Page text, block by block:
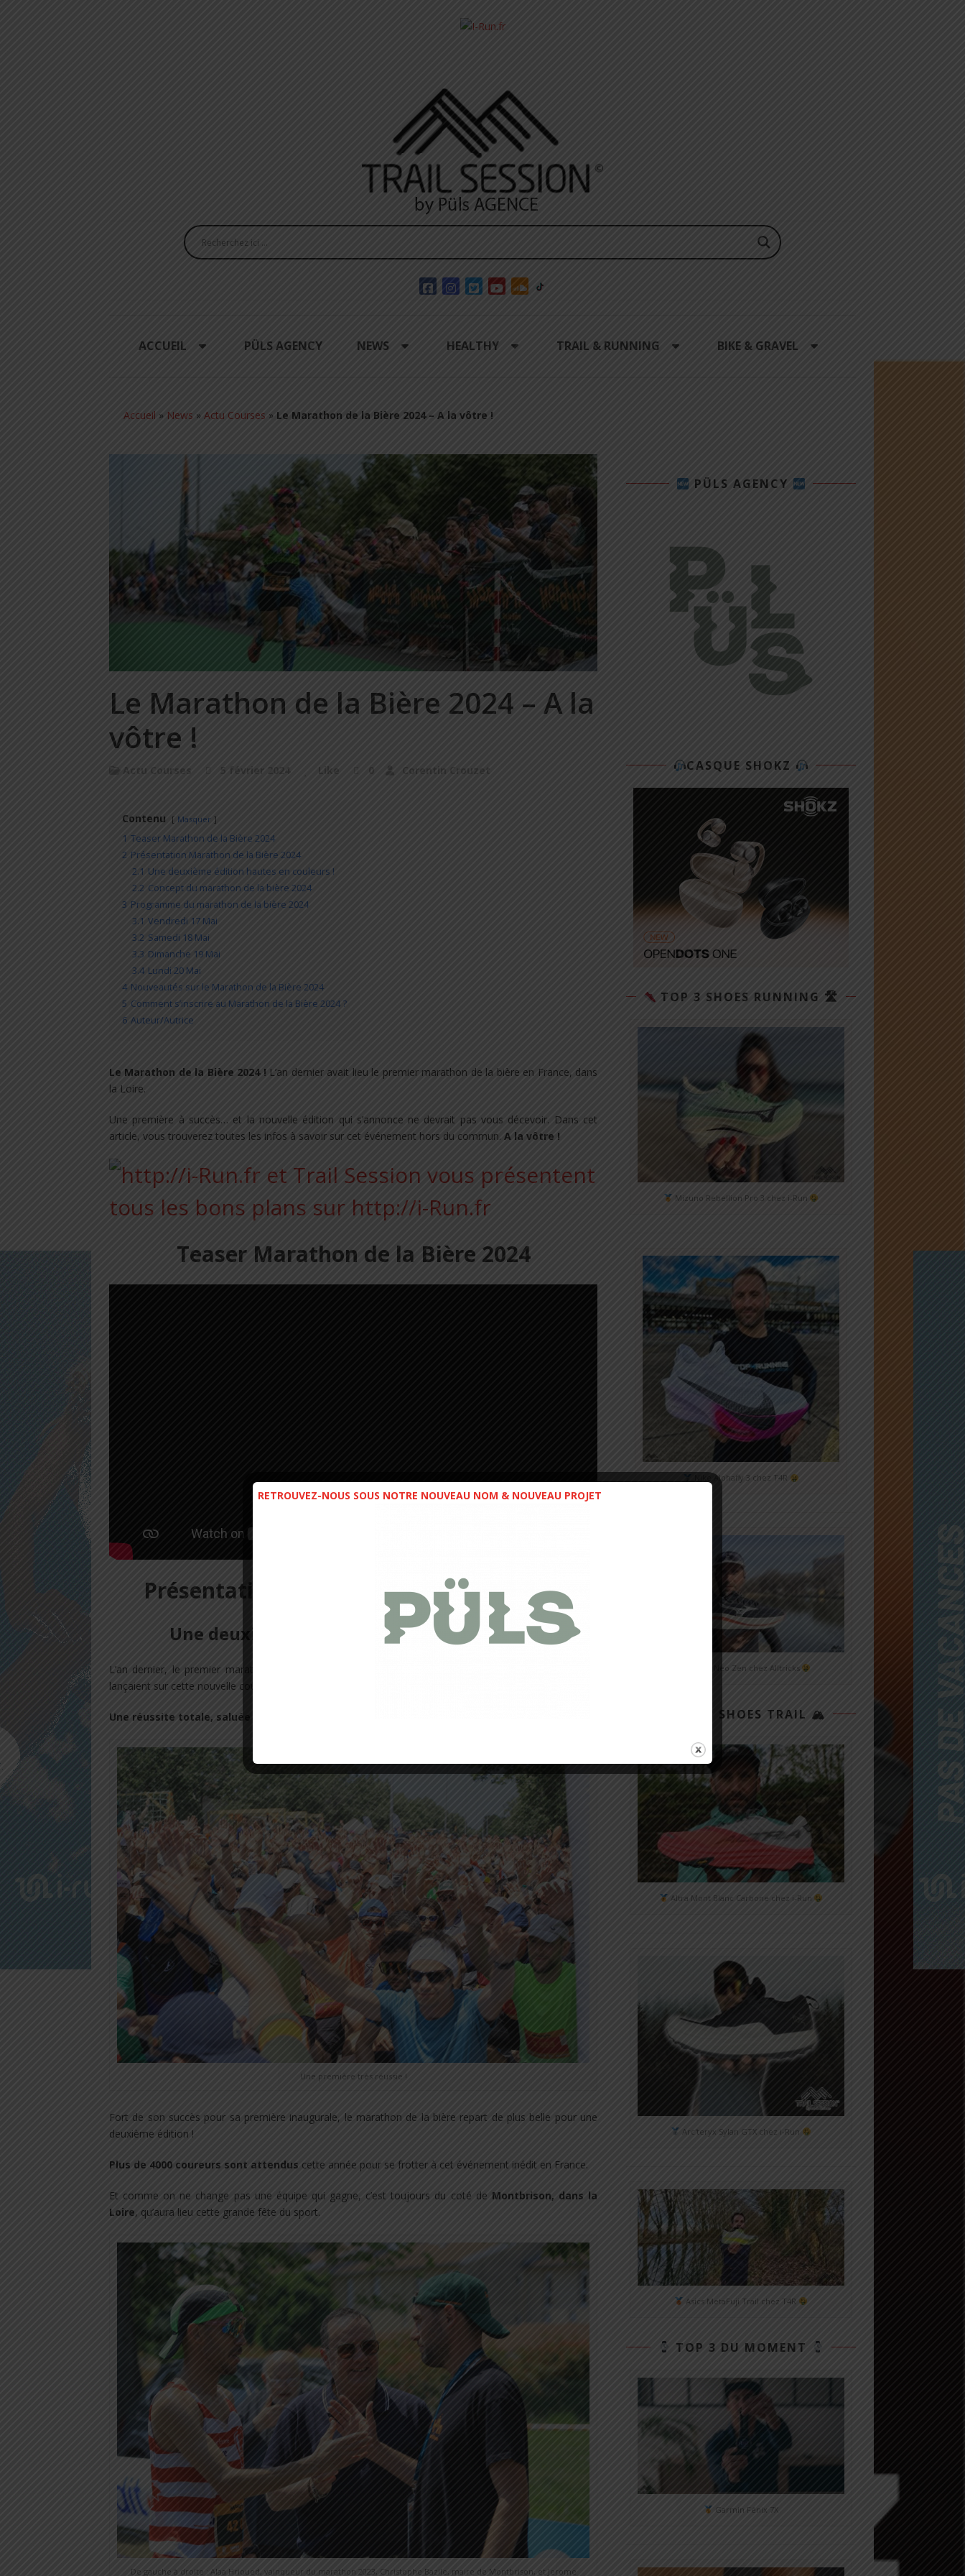
ACCUEIL PÜLS AGENCY NEWS HEALTHY TRAIL & RUNNING BIKE & GRAVEL
Accueil » News » Actu Courses » Le Marathon de la Bière 2024 – A la vôtre !
Le Marathon de la Bière 2024 – A la
vôtre !
Actu Courses 5 février 2024 Like 0 Corentin Crouzet
Contenu Masquer
1 Teaser Marathon de la Bière 2024
2 Présentation Marathon de la Bière 2024
2.1 Une deuxième édition hautes en couleurs !
2.2 Concept du marathon de la bière 2024
3 Programme du marathon de la bière 2024
3.1 Vendredi 17 Mai
3.2 Samedi 18 Mai
3.3 Dimanche 19 Mai
3.4 Lundi 20 Mai
4 Nouveautés sur le Marathon de la Bière 2024
5 Comment s’inscrire au Marathon de la Bière 2024 ?
6 Auteur/Autrice
Le Marathon de la Bière 2024 ! L’an dernier avait lieu le premier marathon de la bière en France, dans
la Loire.
Une première à succès… et la nouvelle édition qui s’annonce ne devrait pas vous décevoir. Dans cet
article, vous trouverez toutes les infos à savoir sur cet événement hors du commun. A la vôtre !
Teaser Marathon de la Bière 2024
Présentation Marathon de la Bière 2024
Une deuxième édition hautes en couleurs !
L’an dernier, le premier marathon de la Bière avait lieu en France.
lançaient sur cette nouvelle course.
Une réussite totale, saluée par tous les participants
Une première très réussie !
Fort de son succès pour sa première inaugurale, le marathon de la bière repart de plus belle pour une
deuxième édition !
Plus de 4000 coureurs sont attendus cette année pour se frotter à cet événement inédit en France.
Et comme on ne change pas une équipe qui gagne, c’est toujours du coté de Montbrison, dans la
Loire, qu’aura lieu cette grande fête du sport.
De gauche à droite : Alaa Hrioued, vainqueur du marathon 2023, Christophe Bazile, maire de Montbrison, et Jerome
PÜLS AGENCY
CASQUE SHOKZ
TOP 3 SHOES RUNNING 🛣
Mizuno Rebellion Pro 3 chez i-Run
Nike Alphafly 3 chez T4R
Mizuno Neo Zen chez Alltricks
TOP 3 SHOES TRAIL 🏔
Altra Mont Blanc Carbone chez i-Run
Arc'teryx Sylan GTX chez i-Run
Asics MetaFuji Trail chez T4R
TOP 3 DU MOMENT
Garmin Fénix 7X
RETROUVEZ-NOUS SOUS NOTRE NOUVEAU NOM & NOUVEAU PROJET